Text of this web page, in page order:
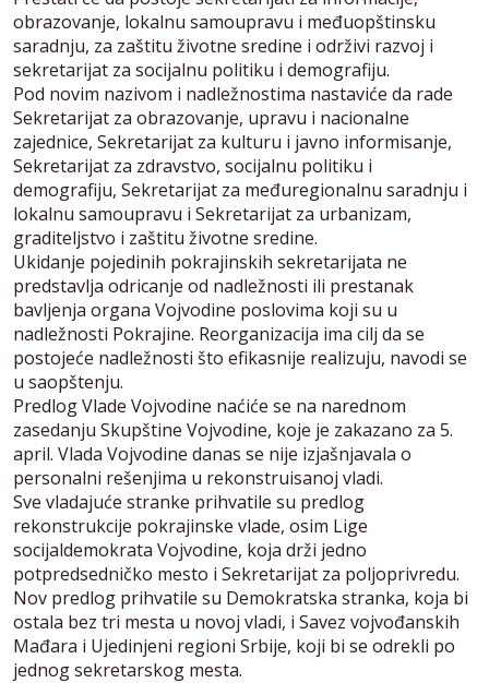
obrazovanje, lokalnu samoupravu i međuopštinsku
saradnju, za zaštitu životne sredine i održivi razvoj i
sekretarijat za socijalnu politiku i demografiju.
Pod novim nazivom i nadležnostima nastaviće da rade
Sekretarijat za obrazovanje, upravu i nacionalne
zajednice, Sekretarijat za kulturu i javno informisanje,
Sekretarijat za zdravstvo, socijalnu politiku i
demografiju, Sekretarijat za međuregionalnu saradnju i
lokalnu samoupravu i Sekretarijat za urbanizam,
graditeljstvo i zaštitu životne sredine.
Ukidanje pojedinih pokrajinskih sekretarijata ne
predstavlja odricanje od nadležnosti ili prestanak
bavljenja organa Vojvodine poslovima koji su u
nadležnosti Pokrajine. Reorganizacija ima cilj da se
postojeće nadležnosti što efikasnije realizuju, navodi se
u saopštenju.
Predlog Vlade Vojvodine naćiće se na narednom
zasedanju Skupštine Vojvodine, koje je zakazano za 5.
april. Vlada Vojvodine danas se nije izjašnjavala o
personalni rešenjima u rekonstruisanoj vladi.
Sve vladajuće stranke prihvatile su predlog
rekonstrukcije pokrajinske vlade, osim Lige
socijaldemokrata Vojvodine, koja drži jedno
potpredsedničko mesto i Sekretarijat za poljoprivredu.
Nov predlog prihvatile su Demokratska stranka, koja bi
ostala bez tri mesta u novoj vladi, i Savez vojvođanskih
Mađara i Ujedinjeni regioni Srbije, koji bi se odrekli po
jednog sekretarskog mesta.